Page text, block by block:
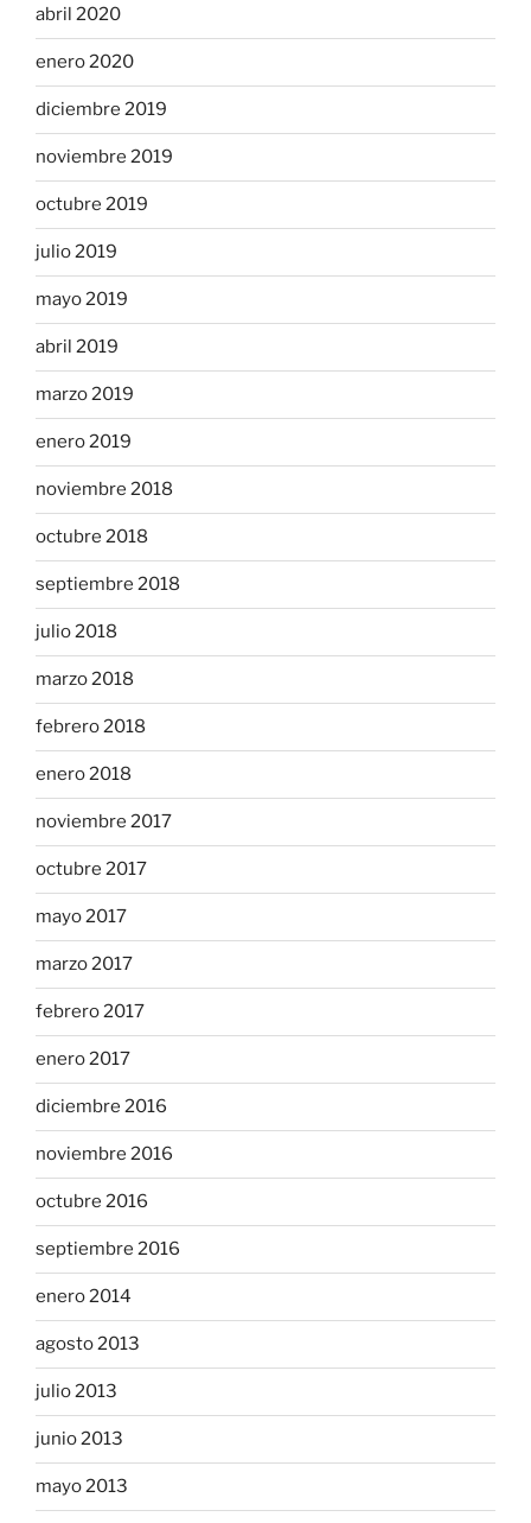
abril 2020
enero 2020
diciembre 2019
noviembre 2019
octubre 2019
julio 2019
mayo 2019
abril 2019
marzo 2019
enero 2019
noviembre 2018
octubre 2018
septiembre 2018
julio 2018
marzo 2018
febrero 2018
enero 2018
noviembre 2017
octubre 2017
mayo 2017
marzo 2017
febrero 2017
enero 2017
diciembre 2016
noviembre 2016
octubre 2016
septiembre 2016
enero 2014
agosto 2013
julio 2013
junio 2013
mayo 2013